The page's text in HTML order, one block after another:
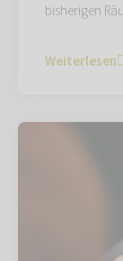
bisherigen
Weiterlesen